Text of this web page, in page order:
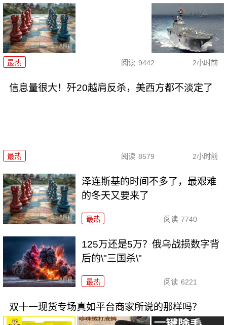
最热 阅读 9442 2小时前
信息量很大！歼20越肩反杀，美西方都不淡定了
最热 阅读 8579 2小时前
泽连斯基的时间不多了，最艰难
的冬天又要来了
最热 阅读 7740
125万还是5万？俄乌战损数字背
后的\"三国杀\"
最热 阅读 6221
双十一现货专场真如平台商家所说的那样吗？